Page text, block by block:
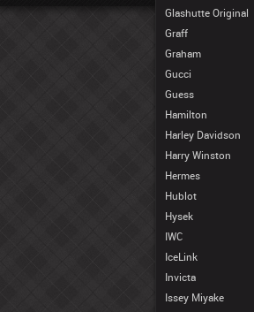
Glashutte Original
Graff
Graham
Gucci
Guess
Hamilton
Harley Davidson
Harry Winston
Hermes
Hublot
Hysek
IWC
IceLink
Invicta
Issey Miyake